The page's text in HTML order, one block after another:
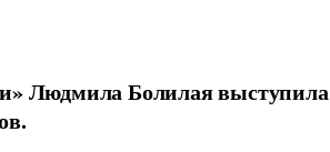
Людмила Болилая выступила